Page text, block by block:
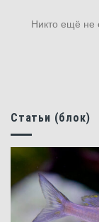
Никто ещё не
Статьи (блок)